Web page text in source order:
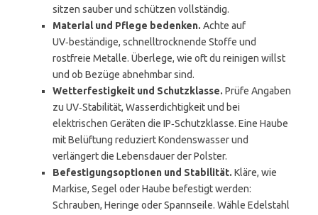
sitzen sauber und schützen vollständig.
Material und Pflege bedenken. Achte auf
UV‑beständige, schnelltrocknende Stoffe und
rostfreie Metalle. Überlege, wie oft du reinigen willst
und ob Bezüge abnehmbar sind.
Wetterfestigkeit und Schutzklasse. Prüfe Angaben
zu UV‑Stabilität, Wasserdichtigkeit und bei
elektrischen Geräten die IP‑Schutzklasse. Eine Haube
mit Belüftung reduziert Kondenswasser und
verlängert die Lebensdauer der Polster.
Befestigungsoptionen und Stabilität. Kläre, wie
Markise, Segel oder Haube befestigt werden:
Schrauben, Heringe oder Spannseile. Wähle Edelstahl